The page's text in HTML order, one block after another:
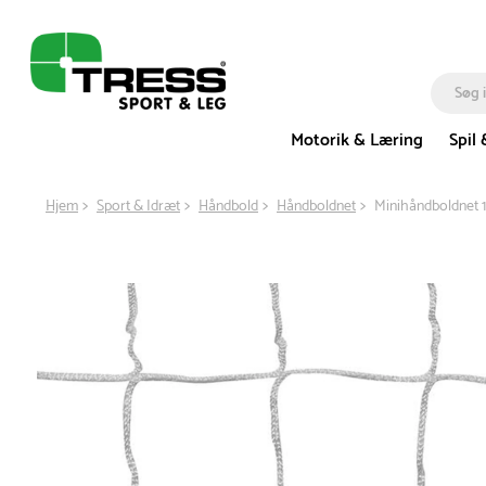
Motorik & Læring
Spil
Hjem Sport & Idræt Håndbold Håndboldnet Minihåndboldnet